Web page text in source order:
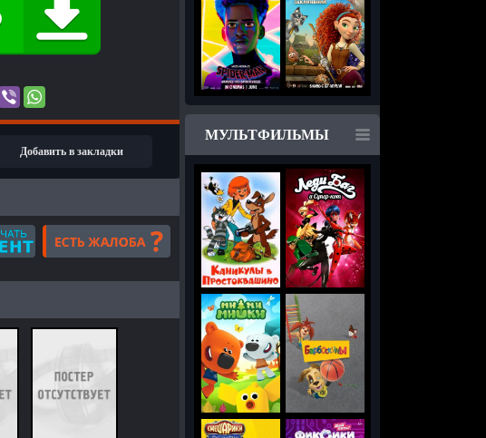
Добавить в закладки
МУЛЬТФИЛЬМЫ